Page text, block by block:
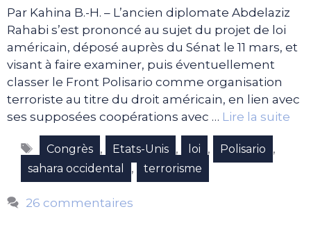
Par Kahina B.-H. – L’ancien diplomate Abdelaziz
Rahabi s’est prononcé au sujet du projet de loi
américain, déposé auprès du Sénat le 11 mars, et
visant à faire examiner, puis éventuellement
classer le Front Polisario comme organisation
terroriste au titre du droit américain, en lien avec
ses supposées coopérations avec … Lire la suite
Étiquettes
Congrès , Etats-Unis , loi , Polisario ,
sahara occidental , terrorisme
26 commentaires